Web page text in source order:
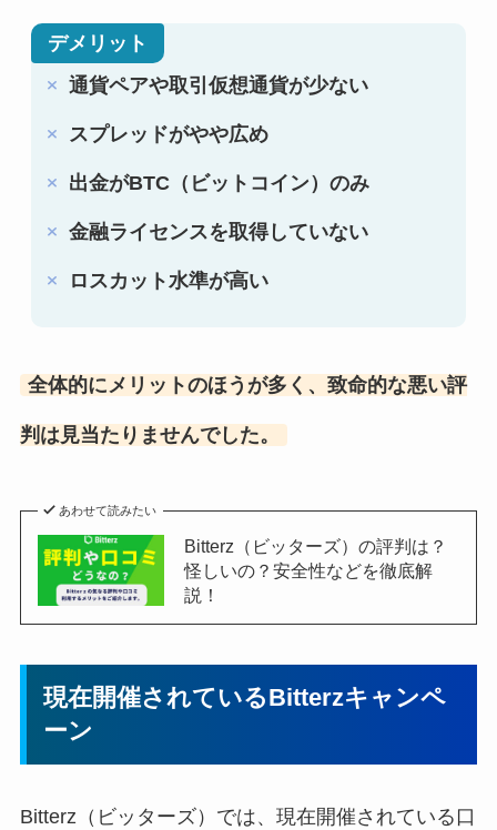
通貨ペアや取引仮想通貨が少ない
スプレッドがやや広め
出金がBTC（ビットコイン）のみ
金融ライセンスを取得していない
ロスカット水準が高い
全体的にメリットのほうが多く、致命的な悪い評
判は見当たりませんでした。
あわせて読みたい
Bitterz（ビッターズ）の評判は？
怪しいの？安全性などを徹底解
説！
現在開催されているBitterzキャンペ
ーン
Bitterz（ビッターズ）では、現在開催されている口